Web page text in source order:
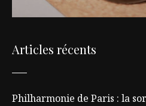
Articles récents
Philharmonie de Paris : la